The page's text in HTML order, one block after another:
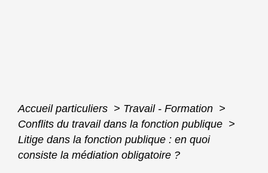
Accueil particuliers > Travail - Formation >
Conflits du travail dans la fonction publique >
Litige dans la fonction publique : en quoi
consiste la médiation obligatoire ?